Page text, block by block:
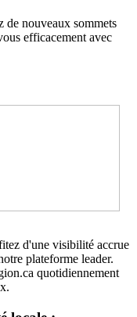
de nouveaux sommets
efficacement avec
d'une visibilité accrue
plateforme leader.
quotidiennement